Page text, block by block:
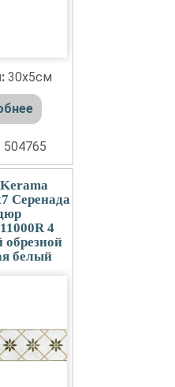
30x5см
504765
Серенада
4
обрезной
белый